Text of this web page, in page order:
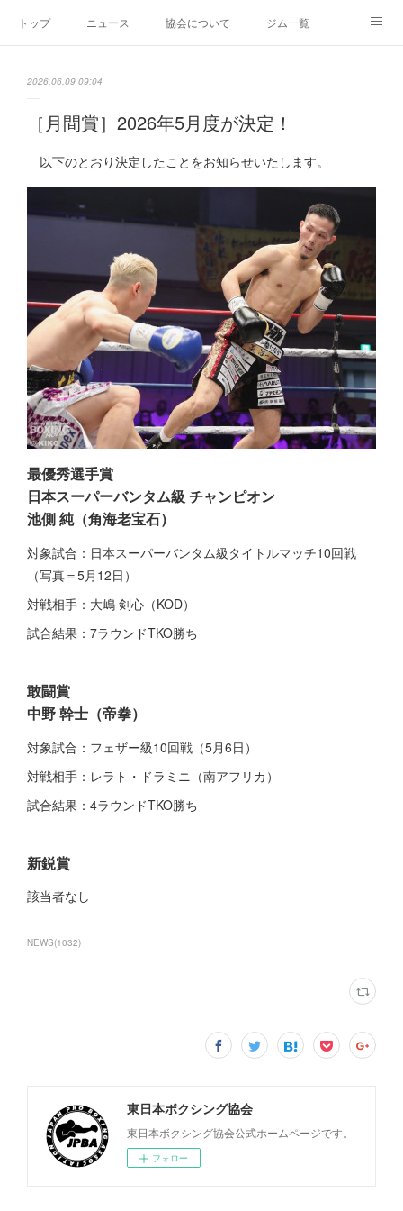
トップ ニュース 協会について ジム一覧
2026.06.09 09:04
［月間賞］2026年5月度が決定！
以下のとおり決定したことをお知らせいたします。
最優秀選手賞
日本スーパーバンタム級 チャンピオン
池側 純（角海老宝石）
対象試合：日本スーパーバンタム級タイトルマッチ10回戦
（写真＝5月12日）
対戦相手：大嶋 剣心（KOD）
試合結果：7ラウンドTKO勝ち
敢闘賞
中野 幹士（帝拳）
対象試合：フェザー級10回戦（5月6日）
対戦相手：レラト・ドラミニ（南アフリカ）
試合結果：4ラウンドTKO勝ち
新鋭賞
該当者なし
NEWS(1032)
東日本ボクシング協会
東日本ボクシング協会公式ホームページです。
フォロー